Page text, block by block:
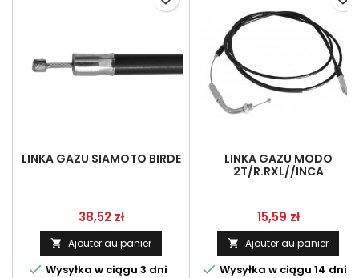
LINKA GAZU SIAMOTO BIRDE
Prix
38,52 zł
 Ajouter au panier
 Wysyłka w ciągu 3 dni
LINKA GAZU MODO
2T/R.RXL//INCA
Prix
15,59 zł
 Ajouter au panier
 Wysyłka w ciągu 14 dni